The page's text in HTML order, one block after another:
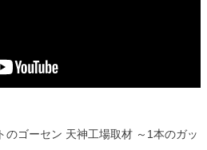
ゴーセン 天神工場取材 ～1本のガッ